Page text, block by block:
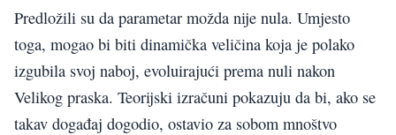
Predložili su da parametar možda nije nula. Umjesto
toga, mogao bi biti dinamička veličina koja je polako
izgubila svoj naboj, evoluirajući prema nuli nakon
Velikog praska. Teorijski izračuni pokazuju da bi, ako se
takav događaj dogodio, ostavio za sobom mnoštvo